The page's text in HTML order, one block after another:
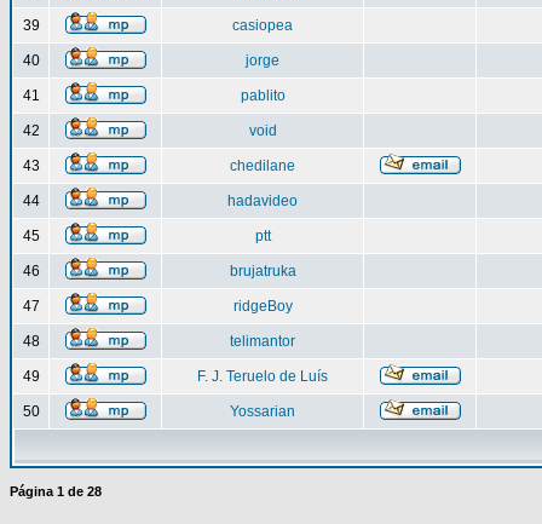
39 casiopea
40 jorge
41 pablito
42 void
43 chedilane
44 hadavideo
45 ptt
46 brujatruka
47 ridgeBoy
48 telimantor
49 F. J. Teruelo de Luís
50 Yossarian
Página 1 de 28